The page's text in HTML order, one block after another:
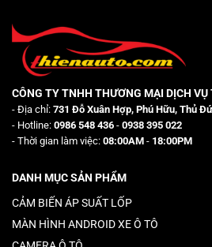
CÔNG TY TNHH THƯƠNG MẠI DỊCH VỤ
- Địa chỉ: 731 Đỗ Xuân Hợp, Phú Hữu, Thủ
- Hotline: 0986 548 436 - 0938 395 022
- Thời gian làm việc: 08:00AM - 18:00PM
DANH MỤC SẢN PHẨM
CẢM BIẾN ÁP SUẤT LỐP
MÀN HÌNH ANDROID XE Ô TÔ